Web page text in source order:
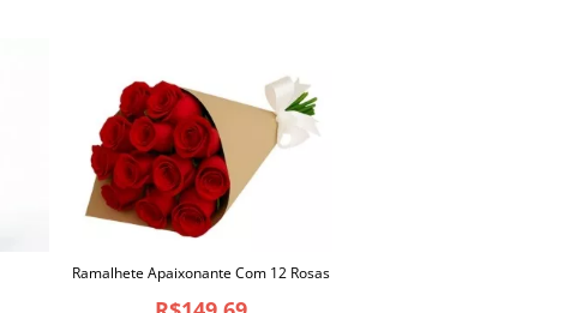
Ramalhete Apaixonante Com 12 Rosas